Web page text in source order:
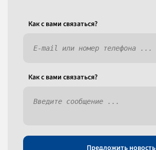
Как c вами связаться?
Как c вами связаться?